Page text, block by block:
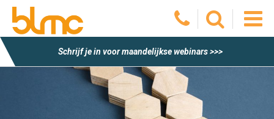
Schrijf je in voor maandelijkse webinars >>>